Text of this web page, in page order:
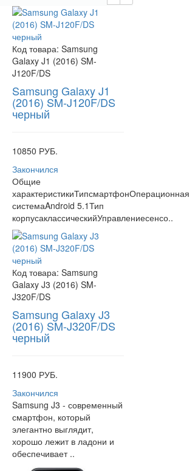
Код товара:Samsung
Galaxy J1 (2016) SM-
J120F/DS
Samsung Galaxy J1
(2016) SM-J120F/DS
черный
10850 РУБ.
Закончился
Общие
характеристикиТипсмартфонОперационная
системаAndroid 5.1Тип
корпусаклассическийУправлениесенсо..
Код товара:Samsung
Galaxy J3 (2016) SM-
J320F/DS
Samsung Galaxy J3
(2016) SM-J320F/DS
черный
11900 РУБ.
Закончился
Samsung J3 - современный
смартфон, который
элегантно выглядит,
хорошо лежит в ладони и
обеспечивает ..